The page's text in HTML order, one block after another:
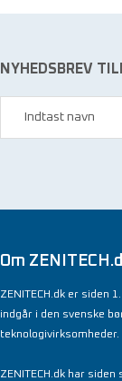
NYHEDSBREV
Om
ZENITECH.dk er siden
indgår i den svenske
teknologivirksomheder.
ZENITECH.dk har